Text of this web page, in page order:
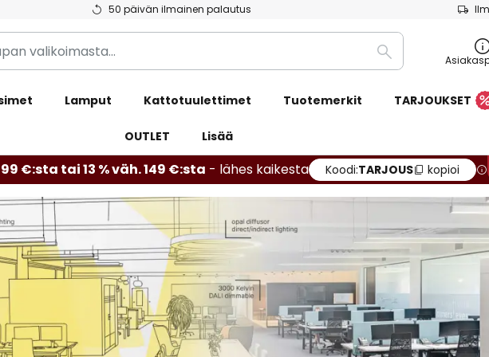
50 päivän ilmainen palautus
Etsi
Lamput Kattotuulettimet Tuotemerkit TARJOUKSET
OUTLET Lisää
€:sta tai 13 % väh. 149 €:sta - lähes kaikesta Koodi:TARJOUS kopioi